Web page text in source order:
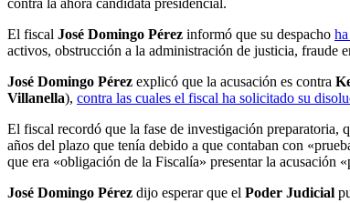
contra la ahora candidata presidencial.
El fiscal José Domingo Pérez informó que su despacho
activos, obstrucción a la administración de justicia, fraude
José Domingo Pérez explicó que la acusación es contra
Villanella), contra las cuales el fiscal ha solicitado su
El fiscal recordó que la fase de investigación preparatoria,
años del plazo que tenía debido a que contaban con
que era «obligación de la Fiscalía» presentar la acusación
José Domingo Pérez dijo esperar que el Poder Judicial